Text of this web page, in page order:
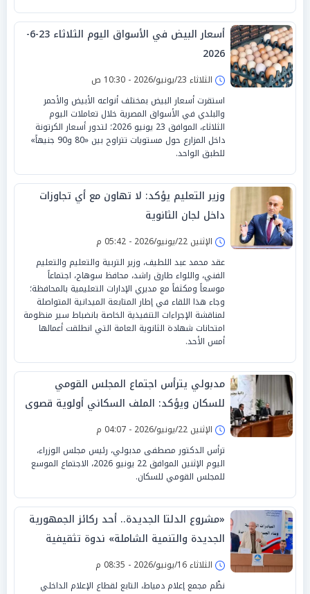
أسعار البيض في الأسواق اليوم الثلاثاء 23-6-
2026
الثلاثاء 23/يونيو/2026 - 10:30 ص
استقرت أسعار البيض بمختلف أنواعه الأبيض والأحمر
والبلدي في الأسواق المصرية خلال تعاملات اليوم
الثلاثاء، الموافق 23 يونيو 2026؛ لتدور أسعار الكرتونة
داخل المزارع حول مستويات تتراوح بين «80 و90 جنيهاً»
للطبق الواحد.
وزير التعليم يؤكد: لا تهاون مع أي تجاوزات
داخل لجان الثانوية
الإثنين 22/يونيو/2026 - 05:42 م
عقد محمد عبد اللطيف، وزير التربية والتعليم والتعليم
الفني، واللواء طارق راشد، محافظ سوهاج، اجتماعاً
موسعاً ومكثفاً مع مديري الإدارات التعليمية بالمحافظة؛
وجاء هذا اللقاء في إطار المتابعة الميدانية المتواصلة
لمناقشة الإجراءات التنفيذية الخاصة بانضباط سير منظومة
امتحانات شهادة الثانوية العامة التي انطلقت أعمالها
أمس الأحد.
مدبولي يترأس اجتماع المجلس القومي
للسكان ويؤكد: الملف السكاني أولوية قصوى
للحكومة
الإثنين 22/يونيو/2026 - 04:07 م
ترأس الدكتور مصطفى مدبولي، رئيس مجلس الوزراء،
اليوم الإثنين الموافق 22 يونيو 2026، الاجتماع الموسع
للمجلس القومي للسكان.
«مشروع الدلتا الجديدة.. أحد ركائز الجمهورية
الجديدة والتنمية الشاملة» ندوة تثقيفية
بمجمع إعلام دمياط
الثلاثاء 16/يونيو/2026 - 08:35 م
نظّم مجمع إعلام دمياط، التابع لقطاع الإعلام الداخلي